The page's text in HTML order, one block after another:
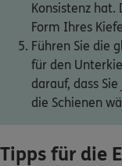
Konsistenz
Form Ihres
Führen Sie die
für den
darauf, dass
die Schienen
Tipps für die